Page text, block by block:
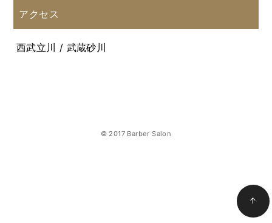
アクセス
西武立川 / 武蔵砂川
© 2017 Barber Salon
↑